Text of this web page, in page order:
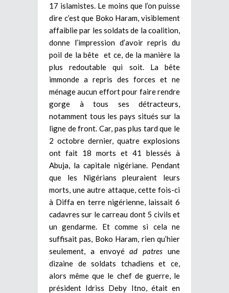
17 islamistes. Le moins que l’on puisse
dire c’est que Boko Haram, visiblement
affaiblie par les soldats de la coalition,
donne l’impression d’avoir repris du
poil de la bête et ce, de la manière la
plus redoutable qui soit. La bête
immonde a repris des forces et ne
ménage aucun effort pour faire rendre
gorge à tous ses détracteurs,
notamment tous les pays situés sur la
ligne de front. Car, pas plus tard que le
2 octobre dernier, quatre explosions
ont fait 18 morts et 41 blessés à
Abuja, la capitale nigériane. Pendant
que les Nigérians pleuraient leurs
morts, une autre attaque, cette fois-ci
à Diffa en terre nigérienne, laissait 6
cadavres sur le carreau dont 5 civils et
un gendarme. Et comme si cela ne
suffisait pas, Boko Haram, rien qu’hier
seulement, a envoyéad patres une
dizaine de soldats tchadiens et ce,
alors même que le chef de guerre, le
président Idriss Deby Itno, était en